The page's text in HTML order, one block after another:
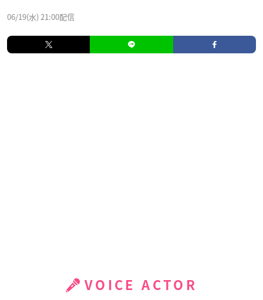
06/19(水) 21:00配信
VOICE ACTOR